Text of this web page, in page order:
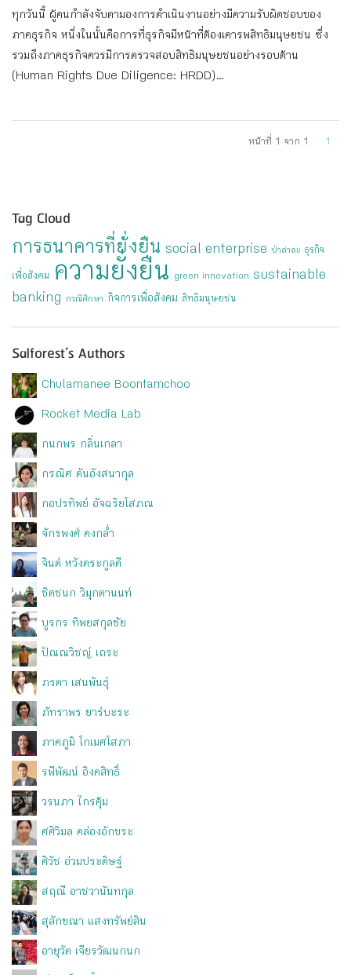
ทุกวันนี้ ผู้คนกำลังจับตามองการดำเนินงานอย่างมีความรับผิดชอบของ
ภาคธุรกิจ หนึ่งในนั้นคือการที่ธุรกิจมีหน้าที่ต้องเคารพสิทธิมนุษยชน ซึ่ง
รวมถึงภาคธุรกิจควรมีการตรวจสอบสิทธิมนุษยชนอย่างรอบด้าน
(Human Rights Due Diligence: HRDD)...
หน้าที่ 1 จาก 1 1
Tag Cloud
การธนาคารที่ยั่งยืน social enterprise ป่าสาละ ธุรกิจ
เพื่อสังคม ความยั่งยืน green innovation sustainable
banking กรณีศึกษา กิจการเพื่อสังคม สิทธิมนุษยชน
Salforest’s Authors
Chulamanee Boontamchoo
Rocket Media Lab
กนกพร กลิ่นเกลา
กรณิศ ตันอังสนากุล
กอปรทิพย์ อัจฉริยโสภณ
จักรพงศ์ คงกล่ำ
จินต์ หวังตระกูลดี
ชิดชนก วิมุกตานนท์
บูรกร ทิพยสกุลชัย
ปัณณวิชญ์ เถระ
ภรตา เสนพันธุ์
ภัทราพร ยาร์บะระ
ภาคภูมิ โกเมศโสภา
รพีพัฒน์ อิงคสิทธิ์
วรนภา ไกรคุ้ม
ศศิวิมล คล่องอักขระ
ศิวัช อ่วมประดิษฐ์
สฤณี อาชวานันทกุล
สุลักขณา แสงทรัพย์สิน
อายุวัต เจียรวัฒนกนก